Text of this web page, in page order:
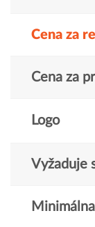
Cena za
Cena za
Logo
Vyžaduje